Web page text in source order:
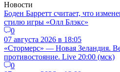
Новости
Боден Барретт считает, что
стилю игры «Олл Блэкс»
0
07 августа 2026 в 18:05
«Стормерс» — Новая Зеландия.
противостояние. Live 20:00 (мск)
0